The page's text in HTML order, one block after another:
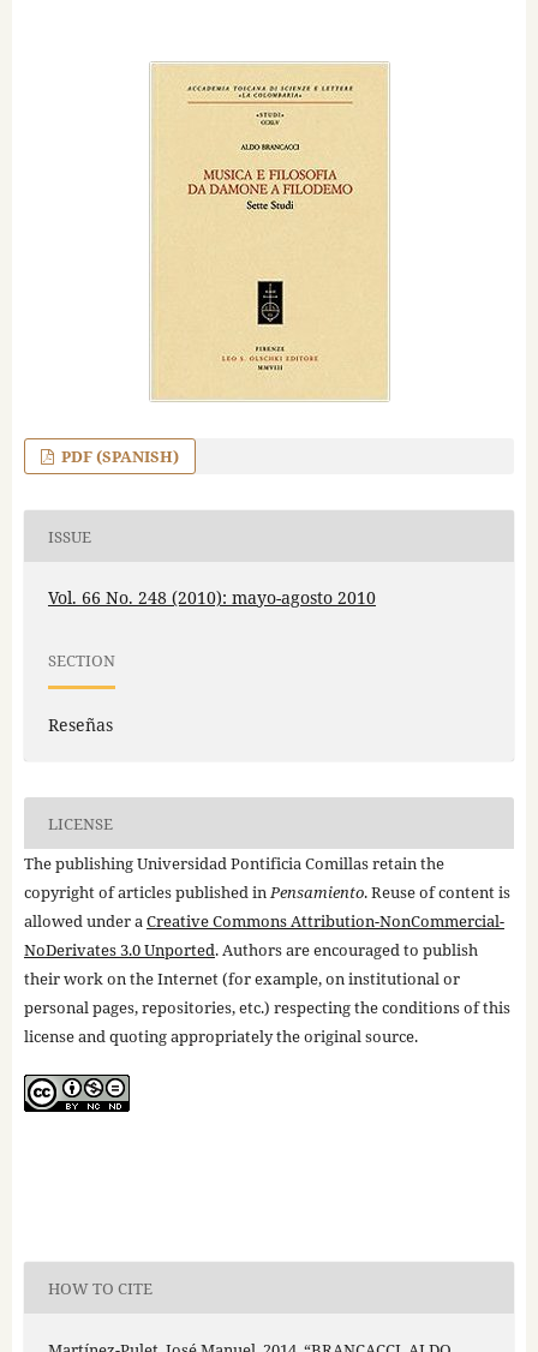
PDF (SPANISH)
ISSUE
Vol. 66 No. 248 (2010): mayo-agosto 2010
SECTION
Reseñas
LICENSE
The publishing Universidad Pontificia Comillas retain the
copyright of articles published inPensamiento. Reuse of content is
allowed under aCreative Commons Attribution-NonCommercial-
NoDerivates 3.0 Unported. Authors are encouraged to publish
their work on the Internet (for example, on institutional or
personal pages, repositories, etc.) respecting the conditions of this
license and quoting appropriately the original source.
HOW TO CITE